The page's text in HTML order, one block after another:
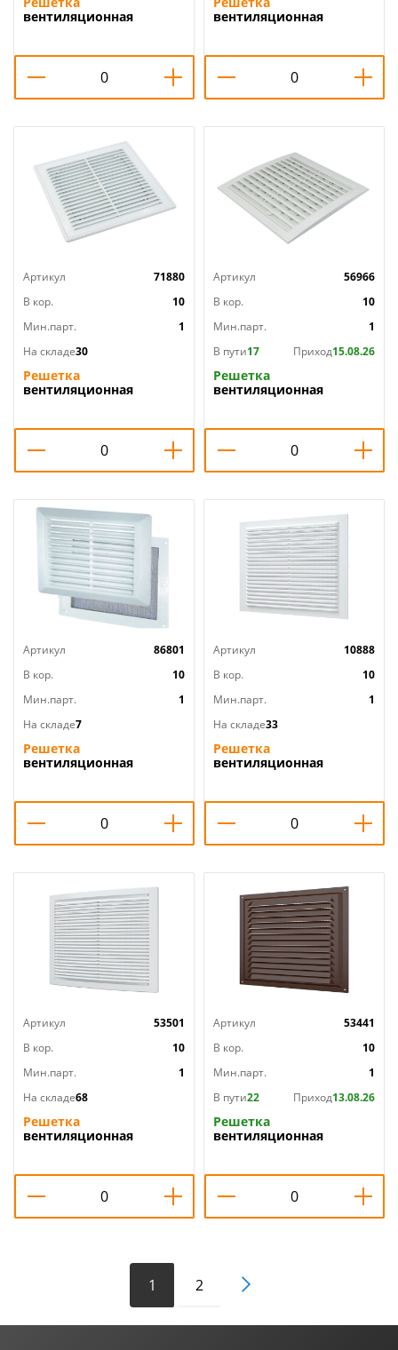
вентиляционная
ERA, 1/40
вентиляционная
разборная, ERA, 1/40
Артикул
71880
В кор.
10
Мин.парт.
1
На складе30
Решетка
вентиляционная
П2121Р Эвент, 1/100
Артикул
56966
В кор.
10
Мин.парт.
1
В пути17 Приход15.08.26
Решетка
вентиляционная
белый АВС Эвент, 1/25
Артикул
86801
В кор.
10
Мин.парт.
1
На складе7
Решетка
вентиляционная
прям. жал. Э2323Р
Эвент, 1/70
Артикул
10888
В кор.
10
Мин.парт.
1
На складе33
Решетка
вентиляционная
Артикул
53501
В кор.
10
Мин.парт.
1
На складе68
Решетка
вентиляционная
Артикул
53441
В кор.
10
Мин.парт.
1
В пути22 Приход13.08.26
Решетка
вентиляционная
полим. эм.
КОРИЧНЕВЫЙ 2525МЭ
кор ERA, 1/25
1 2